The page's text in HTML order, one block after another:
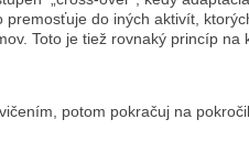
premosťuje do iných aktivít,
Toto je tiež rovnaký princíp na
potom pokračuj na